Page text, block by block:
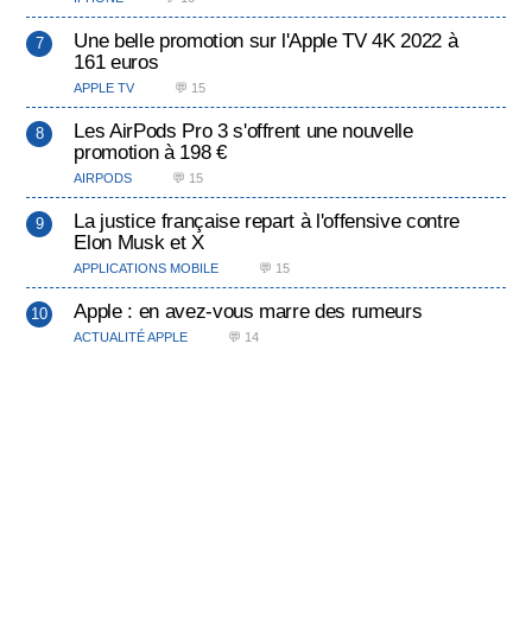
Une belle promotion sur l'Apple TV 4K 2022 à
161 euros
APPLE TV 💬 15
Les AirPods Pro 3 s'offrent une nouvelle
promotion à 198 €
AIRPODS 💬 15
La justice française repart à l'offensive contre
Elon Musk et X
APPLICATIONS MOBILE 💬 15
Apple : en avez-vous marre des rumeurs
ACTUALITÉ APPLE 💬 14